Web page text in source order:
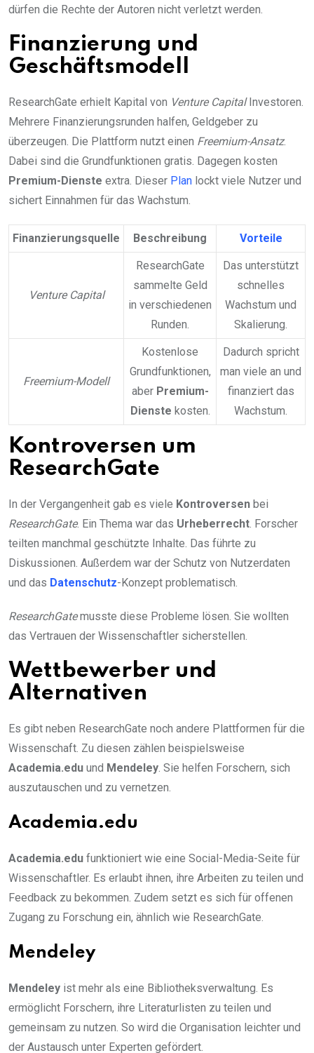
dürfen die Rechte der Autoren nicht verletzt werden.
Finanzierung und
Geschäftsmodell
ResearchGate erhielt Kapital von Venture CapitalInvestoren.
Mehrere Finanzierungsrunden halfen, Geldgeber zu
überzeugen. Die Plattform nutzt einen Freemium-Ansatz.
Dabei sind die Grundfunktionen gratis. Dagegen kosten
Premium-Dienste extra. Dieser Plan lockt viele Nutzer und
sichert Einnahmen für das Wachstum.
Finanzierungsquelle Beschreibung Vorteile
Venture Capital
ResearchGate
sammelte Geld
in verschiedenen
Runden.
Das unterstützt
schnelles
Wachstum und
Skalierung.
Freemium-Modell
Kostenlose
Grundfunktionen,
aber Premium-
Dienste kosten.
Dadurch spricht
man viele an und
finanziert das
Wachstum.
Kontroversen um
ResearchGate
In der Vergangenheit gab es viele Kontroversen bei
ResearchGate. Ein Thema war das Urheberrecht. Forscher
teilten manchmal geschützte Inhalte. Das führte zu
Diskussionen. Außerdem war der Schutz von Nutzerdaten
und das Datenschutz-Konzept problematisch.
ResearchGatemusste diese Probleme lösen. Sie wollten
das Vertrauen der Wissenschaftler sicherstellen.
Wettbewerber und
Alternativen
Es gibt neben ResearchGate noch andere Plattformen für die
Wissenschaft. Zu diesen zählen beispielsweise
Academia.edu und Mendeley. Sie helfen Forschern, sich
auszutauschen und zu vernetzen.
Academia.edu
Academia.edu funktioniert wie eine Social-Media-Seite für
Wissenschaftler. Es erlaubt ihnen, ihre Arbeiten zu teilen und
Feedback zu bekommen. Zudem setzt es sich für offenen
Zugang zu Forschung ein, ähnlich wie ResearchGate.
Mendeley
Mendeley ist mehr als eine Bibliotheksverwaltung. Es
ermöglicht Forschern, ihre Literaturlisten zu teilen und
gemeinsam zu nutzen. So wird die Organisation leichter und
der Austausch unter Experten gefördert.